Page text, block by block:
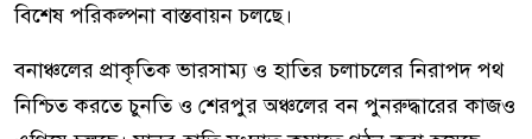
বিশেষ পরিকল্পনা বাস্তবায়ন চলছে।
বনাঞ্চলের প্রাকৃতিক ভারসাম্য ও হাতির চলাচলের নিরাপদ পথ
নিশ্চিত করতে চুনতি ও শেরপুর অঞ্চলের বন পুনরুদ্ধারের কাজও